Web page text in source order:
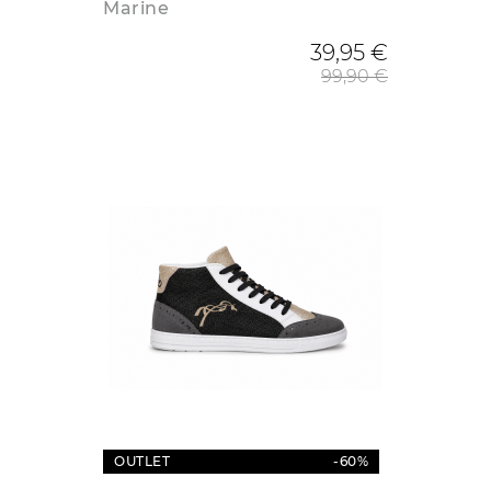
Marine
39,95 €
99,90 €
OUTLET -60%